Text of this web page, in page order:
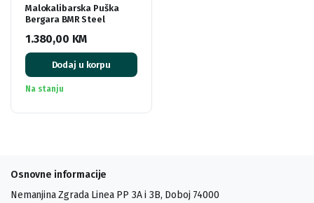
Malokalibarska Puška
Bergara BMR Steel
1.380,00 KM
Dodaj u korpu
Na stanju
Osnovne informacije
Nemanjina Zgrada Linea PP 3A i 3B, Doboj 74000